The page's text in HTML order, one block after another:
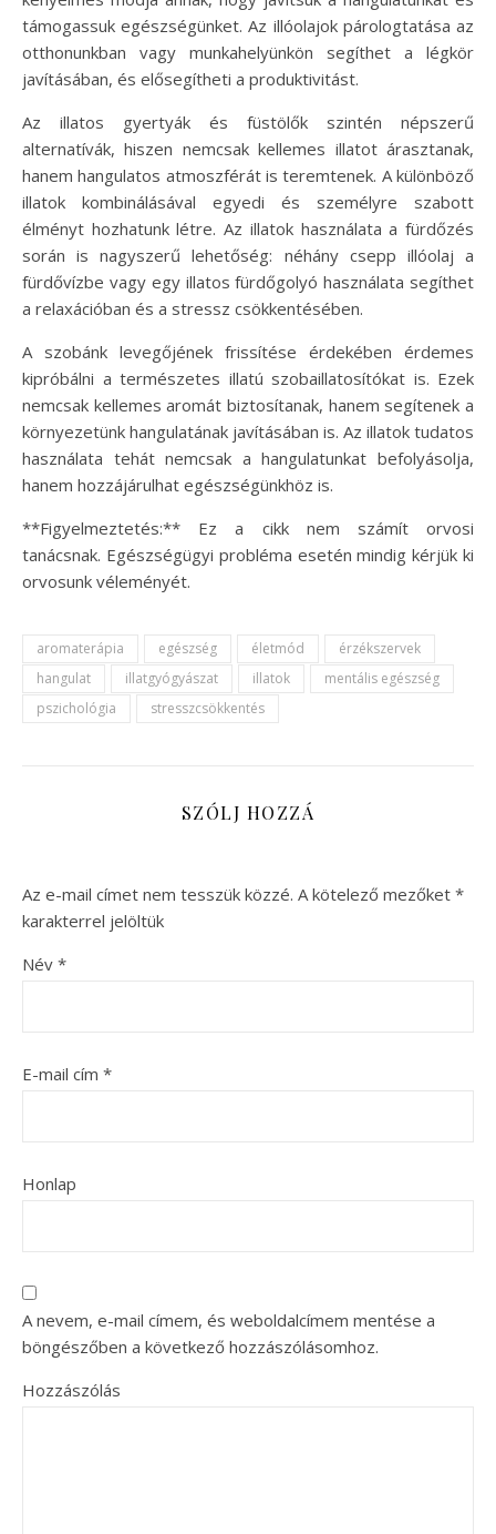
támogassuk egészségünket. Az illóolajok párologtatása az
otthonunkban vagy munkahelyünkön segíthet a légkör
javításában, és elősegítheti a produktivitást.
Az illatos gyertyák és füstölők szintén népszerű
alternatívák, hiszen nemcsak kellemes illatot árasztanak,
hanem hangulatos atmoszférát is teremtenek. A különböző
illatok kombinálásával egyedi és személyre szabott
élményt hozhatunk létre. Az illatok használata a fürdőzés
során is nagyszerű lehetőség: néhány csepp illóolaj a
fürdővízbe vagy egy illatos fürdőgolyó használata segíthet
a relaxációban és a stressz csökkentésében.
A szobánk levegőjének frissítése érdekében érdemes
kipróbálni a természetes illatú szobaillatosítókat is. Ezek
nemcsak kellemes aromát biztosítanak, hanem segítenek a
környezetünk hangulatának javításában is. Az illatok tudatos
használata tehát nemcsak a hangulatunkat befolyásolja,
hanem hozzájárulhat egészségünkhöz is.
**Figyelmeztetés:** Ez a cikk nem számít orvosi
tanácsnak. Egészségügyi probléma esetén mindig kérjük ki
orvosunk véleményét.
aromaterápia egészség életmód
érzékszervek
hangulat
illatgyógyászat illatok
mentális egészség
pszichológia
stresszcsökkentés
SZÓLJ HOZZÁ
Az e-mail címet nem tesszük közzé. A kötelező mezőket *
karakterrel jelöltük
Név *
E-mail cím *
Honlap
A nevem, e-mail címem, és weboldalcímem mentése a
böngészőben a következő hozzászólásomhoz.
Hozzászólás